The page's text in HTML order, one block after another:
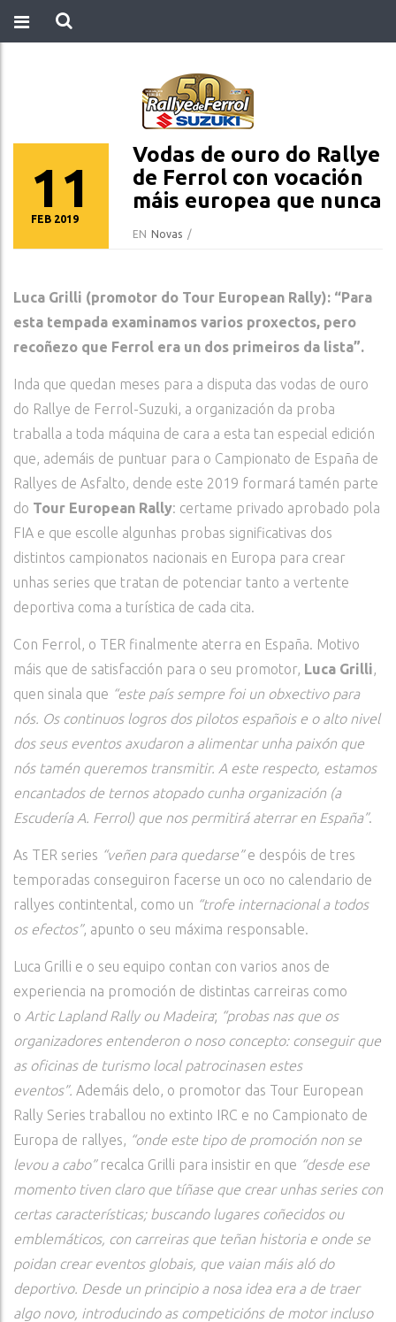
11
FEB 2019
Vodas de ouro do Rallye
de Ferrol con vocación
máis europea que nunca
EN Novas /
Luca Grilli (promotor do Tour European Rally): “Para
esta tempada examinamos varios proxectos, pero
recoñezo que Ferrol era un dos primeiros da lista”.
Inda que quedan meses para a disputa das vodas de ouro
do Rallye de Ferrol-Suzuki, a organización da proba
traballa a toda máquina de cara a esta tan especial edición
que, ademáis de puntuar para o Campionato de España de
Rallyes de Asfalto, dende este 2019 formará tamén parte
do Tour European Rally: certame privado aprobado pola
FIA e que escolle algunhas probas significativas dos
distintos campionatos nacionais en Europa para crear
unhas series que tratan de potenciar tanto a vertente
deportiva coma a turística de cada cita.
Con Ferrol, o TER finalmente aterra en España. Motivo
máis que de satisfacción para o seu promotor, Luca Grilli,
quen sinala que “este país sempre foi un obxectivo para
nós. Os continuos logros dos pilotos españois e o alto nivel
dos seus eventos axudaron a alimentar unha paixón que
nós tamén queremos transmitir. A este respecto, estamos
encantados de ternos atopado cunha organización (a
Escudería A. Ferrol) que nos permitirá aterrar en España”.
As TER series “veñen para quedarse”e despóis de tres
temporadas conseguiron facerse un oco no calendario de
rallyes contintental, como un “trofe internacional a todos
os efectos”, apunto o seu máxima responsable.
Luca Grilli e o seu equipo contan con varios anos de
experiencia na promoción de distintas carreiras como
o Artic Lapland Rally ou Madeira; “probas nas que os
organizadores entenderon o noso concepto: conseguir que
as oficinas de turismo local patrocinasen estes
eventos”. Ademáis delo, o promotor das Tour European
Rally Series traballou no extinto IRC e no Campionato de
Europa de rallyes, “onde este tipo de promoción non se
levou a cabo”recalca Grilli para insistir en que “desde ese
momento tiven claro que tíñase que crear unhas series con
certas características; buscando lugares coñecidos ou
emblemáticos, con carreiras que teñan historia e onde se
poidan crear eventos globais, que vaian máis aló do
deportivo. Desde un principio a nosa idea era a de traer
algo novo, introducindo as competicións de motor incluso